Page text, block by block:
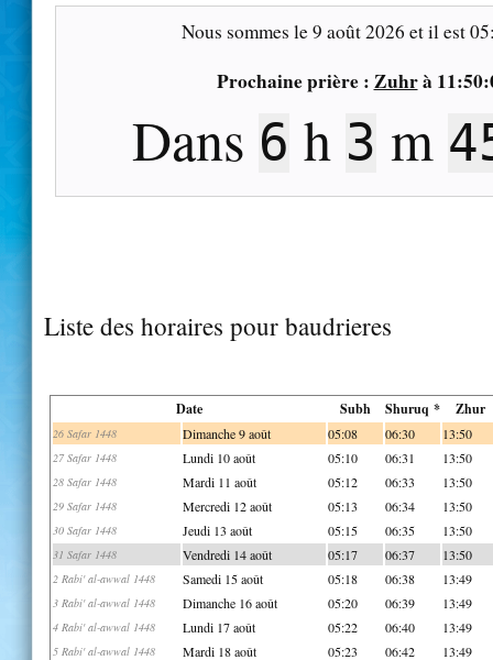
Nous sommes le9 août 2026 et il est
Prochaine prière : Zuhrà
Dans 6 h 3 m
Liste des horaires pour baudrieres
Date Subh Shuruq * Zhur
26 Safar 1448 Dimanche 9 août 05:08 06:30 13:50
27 Safar 1448 Lundi 10 août 05:10 06:31 13:50
28 Safar 1448 Mardi 11 août 05:12 06:33 13:50
29 Safar 1448 Mercredi 12 août 05:13 06:34 13:50
30 Safar 1448 Jeudi 13 août 05:15 06:35 13:50
31 Safar 1448 Vendredi 14 août 05:17 06:37 13:50
2 Rabi' al-awwal 1448 Samedi 15 août 05:18 06:38 13:49
3 Rabi' al-awwal 1448 Dimanche 16 août 05:20 06:39 13:49
4 Rabi' al-awwal 1448 Lundi 17 août 05:22 06:40 13:49
5 Rabi' al-awwal 1448 Mardi 18 août 05:23 06:42 13:49